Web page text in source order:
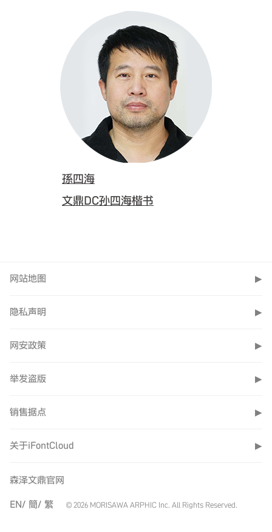
孫四海
文鼎DC孙四海楷书
网站地图 ▶
隐私声明 ▶
网安政策 ▶
举发盗版 ▶
销售据点 ▶
关于iFontCloud ▶
森泽文鼎官网
EN/ 簡/ 繁 © 2026 MORISAWA ARPHIC Inc. All Rights Reserved.